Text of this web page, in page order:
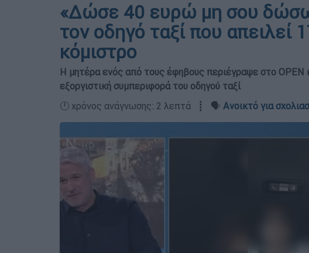
«Δώσε 40 ευρώ μη σου
τον οδηγό ταξί που απειλεί
κόμιστρο
Η μητέρα ενός από τους έφηβους περιέγραψε στο OPEN
εξοργιστική συμπεριφορά του οδηγού ταξί
🕛 χρόνος ανάγνωσης: 2 λεπτά ┋ 🗣️ Ανοικτό για